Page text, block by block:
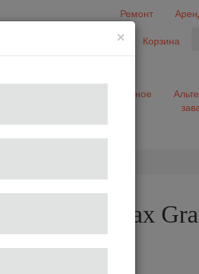
Ремонт
Избранное Корзина
Разное
Кофе в зернах
Lavado 1 кг
×